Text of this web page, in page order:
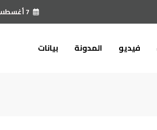
7 أغسطس، 2026
فيديو المدونة بيانات